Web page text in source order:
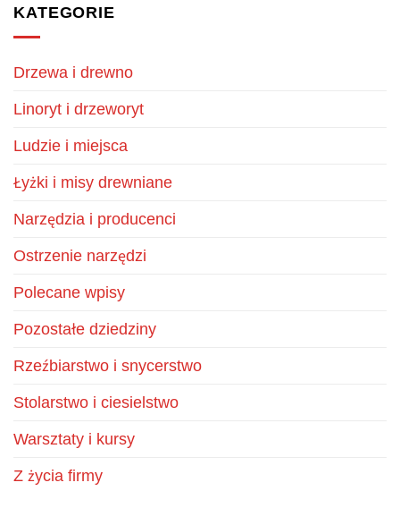
KATEGORIE
Drzewa i drewno
Linoryt i drzeworyt
Ludzie i miejsca
Łyżki i misy drewniane
Narzędzia i producenci
Ostrzenie narzędzi
Polecane wpisy
Pozostałe dziedziny
Rzeźbiarstwo i snycerstwo
Stolarstwo i ciesielstwo
Warsztaty i kursy
Z życia firmy